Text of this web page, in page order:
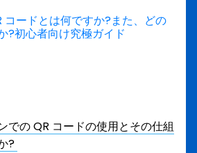
コードとは何ですか?また、どの
?初心者向け究極ガイド
での QR コードの使用とその仕組
?